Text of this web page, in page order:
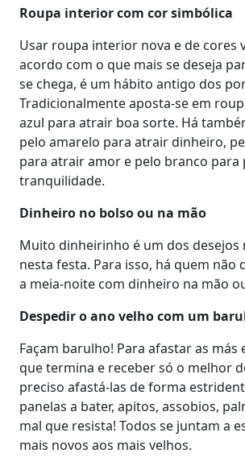
Roupa interior com cor simbólica
Usar roupa interior nova e de cores
acordo com o que mais se deseja
se chega, é um hábito antigo dos
Tradicionalmente aposta-se em
azul para atrair boa sorte. Há
pelo amarelo para atrair dinheiro,
para atrair amor e pelo branco para
tranquilidade.
Dinheiro no bolso ou na mão
Muito dinheirinho é um dos desejos
nesta festa. Para isso, há quem não
a meia-noite com dinheiro na mão
Despedir o ano velho com um
Façam barulho! Para afastar as más
que termina e receber só o melhor
preciso afastá-las de forma
panelas a bater, apitos, assobios,
mal que resista! Todos se juntam a
mais novos aos mais velhos.